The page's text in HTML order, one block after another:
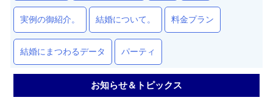
実例の御紹介。 結婚について。 料金プラン
結婚にまつわるデータ パーティ
お知らせ＆トピックス